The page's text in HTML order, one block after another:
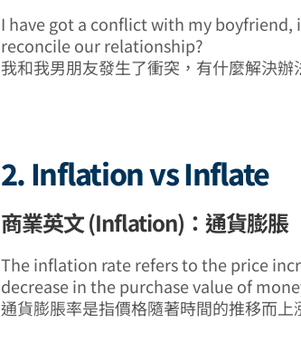
I have got a conflict with my boyfriend,
reconcile our relationship?
我和我男朋友發生了衝突，有什麼解決辦
2. Inflation vs Inflate
商業英文 (Inflation)：通貨膨脹
The inflation rate refers to the price
decrease in the purchase value of
通貨膨脹率是指價格隨著時間的推移而上